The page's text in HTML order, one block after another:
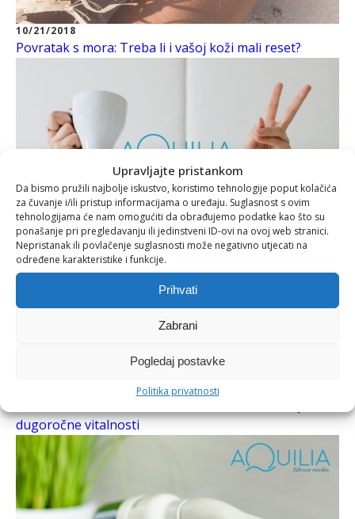
Upravljajte pristankom
Da bismo pružili najbolje iskustvo, koristimo tehnologije poput kolačića
za čuvanje i/ili pristup informacijama o uređaju. Suglasnost s ovim
tehnologijama će nam omogućiti da obrađujemo podatke kao što su
ponašanje pri pregledavanju ili jedinstveni ID-ovi na ovoj web stranici.
Nepristanak ili povlačenje suglasnosti može negativno utjecati na
određene karakteristike i funkcije.
Prihvati
Zabrani
Pogledaj postavke
Politika privatnosti
10/21/2018
Povratak s mora: Treba li i vašoj koži mali reset?
dugoročne vitalnosti